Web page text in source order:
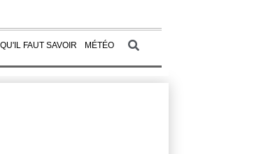
FAUT SAVOIR MÉTÉO